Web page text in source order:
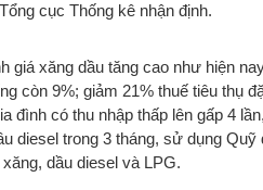
cục Thống kê nhận định.
giá xăng dầu tăng cao như hiện
còn 9%; giảm 21% thuế tiêu thụ
đình có thu nhập thấp lên gấp 4
diesel trong 3 tháng, sử dụng
dầu diesel và LPG.